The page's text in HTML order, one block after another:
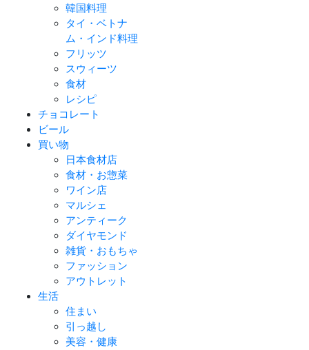
韓国料理
タイ・ベトナ
ム・インド料理
フリッツ
スウィーツ
食材
レシピ
チョコレート
ビール
買い物
日本食材店
食材・お惣菜
ワイン店
マルシェ
アンティーク
ダイヤモンド
雑貨・おもちゃ
ファッション
アウトレット
生活
住まい
引っ越し
美容・健康